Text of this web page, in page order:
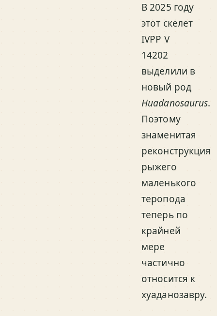
В 2025 году
этот скелет
IVPP V
14202
выделили в
новый род
Huadanosaurus.
Поэтому
знаменитая
реконструкция
рыжего
маленького
теропода
теперь по
крайней
мере
частично
относится к
хуаданозавру.